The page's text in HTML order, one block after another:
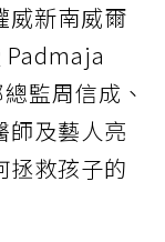
威新南威爾
Padmaja
監周信成、
師及藝人亮
拯救孩子的